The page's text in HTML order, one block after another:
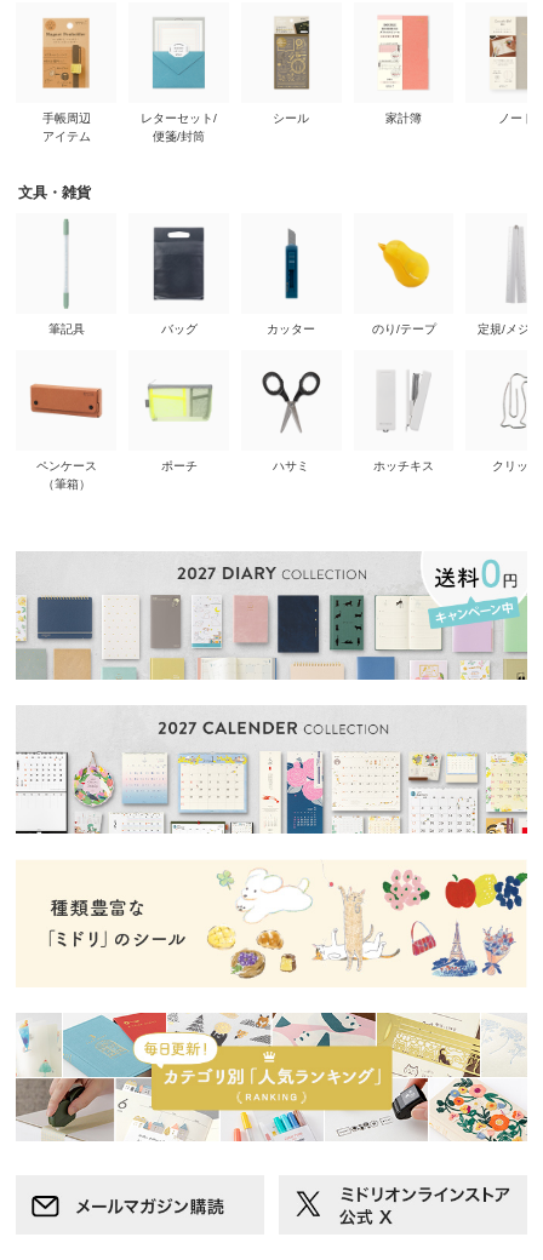
手帳周辺
アイテム
レターセット/
便箋/封筒
シール 家計簿 ノート
文具・雑貨
筆記具
ペンケース
（筆箱）
バッグ
ポーチ
カッター
ハサミ
のり/テープ
ホッチキス
定規/メジ
クリップ